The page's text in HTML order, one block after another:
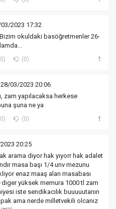
2023 17:32
okuldaki basöğretmenler 26-
(0)
03/2023 20:06
zam yapılacaksa herkese
şuna ne ya
(0)
20:25
arama dıyor hak yıyorr hak adalet
masa başı 1/4 unv mezunu
enaz maaş alan masabası
yüksek memura 1000 tl zam
iste sendikacılık buuuuutanın
ama nerde milletvekili olcanız